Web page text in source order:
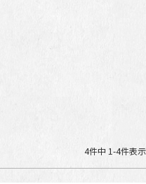
4件中 1-4件表示